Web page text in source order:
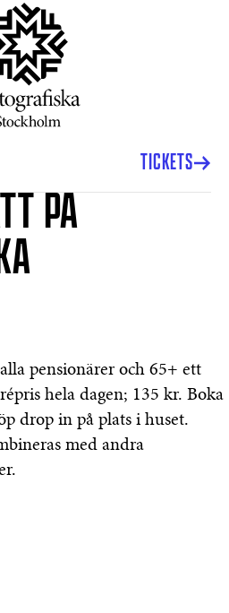
TICKETS
PÅ
pensionärer och 65+ ett
hela dagen; 135 kr. Boka
drop in på plats i huset.
med andra